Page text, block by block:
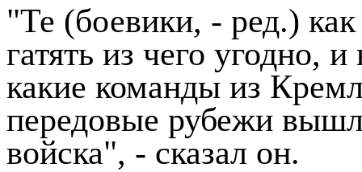
"Те (боевики, - ред.)
гатять из чего угодно,
какие команды из
передовые рубежи
войска", - сказал он.